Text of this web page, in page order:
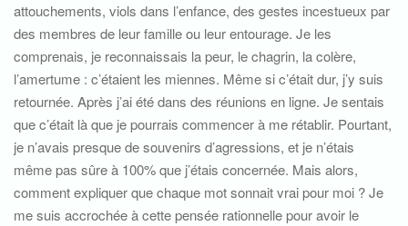
attouchements, viols dans l’enfance, des gestes incestueux par
des membres de leur famille ou leur entourage. Je les
comprenais, je reconnaissais la peur, le chagrin, la colère,
l’amertume : c’étaient les miennes. Même si c’était dur, j’y suis
retournée. Après j’ai été dans des réunions en ligne. Je sentais
que c’était là que je pourrais commencer à me rétablir. Pourtant,
je n’avais presque de souvenirs d’agressions, et je n’étais
même pas sûre à 100% que j’étais concernée. Mais alors,
comment expliquer que chaque mot sonnait vrai pour moi ? Je
me suis accrochée à cette pensée rationnelle pour avoir le